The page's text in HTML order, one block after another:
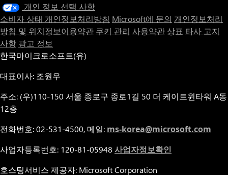
개인 정보 선택 사항
소비자 상태 개인정보처리방침 Microsoft에 문의 개인정보처리
방침 및 위치정보이용약관 쿠키 관리 사용약관 상표 타사 고지
사항 광고 정보
한국마이크로소프트(유)
대표이사: 조원우
주소: (우)110-150 서울 종로구 종로1길 50 더 케이트윈타워 A동
12층
전화번호: 02-531-4500, 메일: ms-korea@microsoft.com
사업자등록번호: 120-81-05948 사업자정보확인
호스팅서비스 제공자: Microsoft Corporation